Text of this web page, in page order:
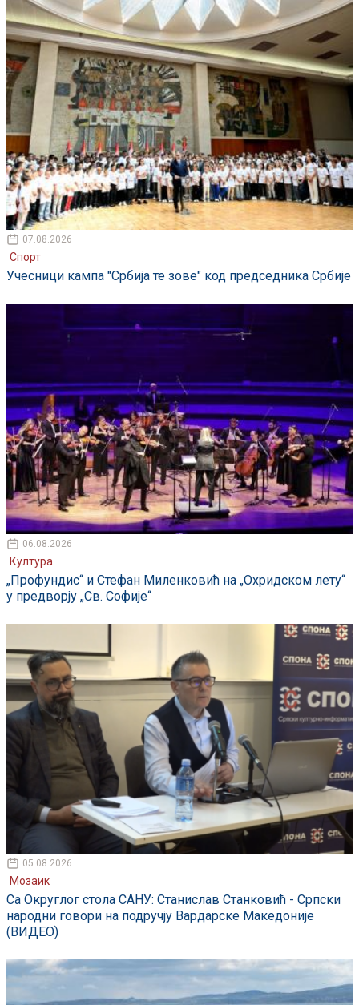
07.08.2026
Спорт
Учесници кампа "Србија те зове" код председника Србије
06.08.2026
Култура
„Профундис“ и Стефан Миленковић на „Охридском лету“
у предворју „Св. Софије“
05.08.2026
Мозаик
Са Округлог стола САНУ: Станислав Станковић - Српски
народни говори на подручју Вардарске Македоније
(ВИДЕО)